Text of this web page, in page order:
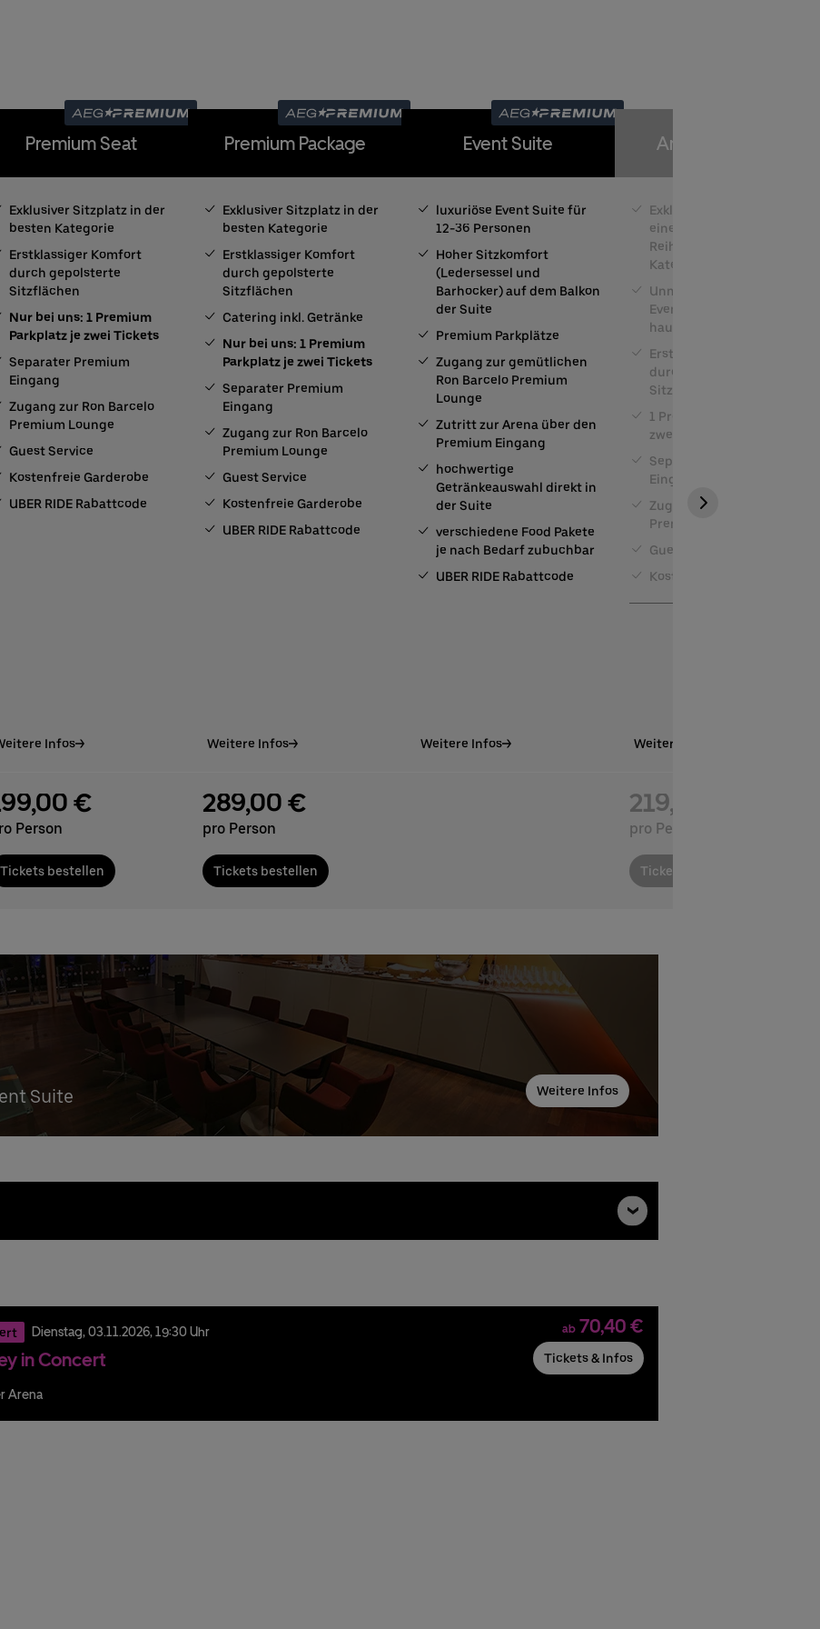
Premium Seat
Exklusiver Sitzplatz in der
besten Kategorie
Erstklassiger Komfort
durch gepolsterte
Sitzflächen
Nur bei uns: 1 Premium
Parkplatz je zwei Tickets
Separater Premium
Eingang
Zugang zur Ron Barcelo
Premium Lounge
Guest Service
Kostenfreie Garderobe
UBER RIDE Rabattcode
Infos
€
Person
Tickets bestellen
Premium Package
Exklusiver Sitzplatz in der
besten Kategorie
Erstklassiger Komfort
durch gepolsterte
Sitzflächen
Catering inkl. Getränke
Nur bei uns: 1 Premium
Parkplatz je zwei Tickets
Separater Premium
Eingang
Zugang zur Ron Barcelo
Premium Lounge
Guest Service
Kostenfreie Garderobe
UBER RIDE Rabattcode
Weitere Infos
289,00 €
pro Person
Tickets bestellen
Event Suite
luxuriöse Event Suite für
12-36 Personen
Hoher Sitzkomfort
(Ledersessel und
Barhocker) auf dem Balkon
der Suite
Premium Parkplätze
Zugang zur gemütlichen
Ron Barcelo Premium
Lounge
Zutritt zur Arena über den
Premium Eingang
hochwertige
Getränkeauswahl direkt in
der Suite
verschiedene Food Pakete
je nach Bedarf zubuchbar
UBER RIDE Rabattcode
Weitere Infos
Amex Front Row
Exklusiver Sitzplatz in
einer der vordersten
Reihen der besten
Kategorie
Unmittelbar an der
Eventfläche, für ein
hautnahes Erlebnis
Erstklassiger Komfort
durch gepolsterte
Sitzflächen
1 Premium Parkplatz je
zwei Tickets
Separater Premium
Eingang
Zugang zur Ron Barcelo
Premium Lounge
Guest Service
Kostenfreie Garderobe
Weitere Infos
219,00 €
pro Person
Tickets bestellen
Suite Weitere Infos
Dienstag,03.11.2026,19:30 Uhr
in Concert
Arena
ab 70,40 €
Tickets & Infos